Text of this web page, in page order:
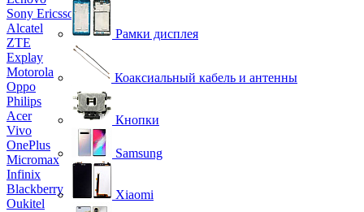
Sony Ericsson
Alcatel
ZTE
Explay
Motorola
Oppo
Philips
Acer
Vivo
OnePlus
Micromax
Infinix
Blackberry
Oukitel
Рамки дисплея
Коаксиальный кабель и антенны
Кнопки
Samsung
Xiaomi